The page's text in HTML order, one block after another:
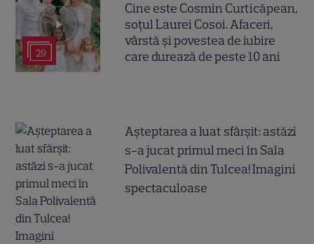
29
Cine este Cosmin Curticăpean,
soțul Laurei Cosoi. Afaceri,
vârstă și povestea de iubire
care durează de peste 10 ani
Așteptarea a luat sfârșit: astăzi
s-a jucat primul meci în Sala
Polivalentă din Tulcea! Imagini
spectaculoase